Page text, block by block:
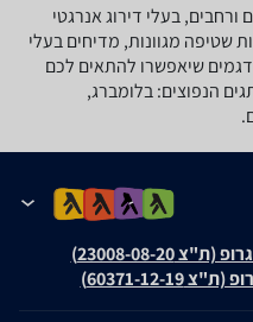
בעלי דירוג אנרגטי
שטיפה מגוונות, מדיחים בעלי
שיאפשרו להתאים לכם
הנפוצים: בלומברג,
08-20)
12-19)